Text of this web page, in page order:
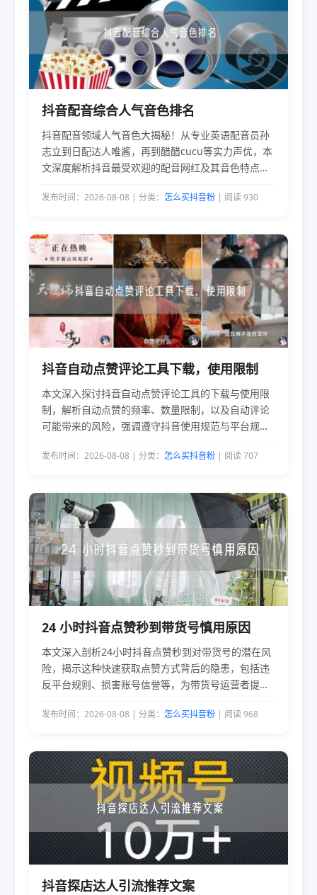
抖音配音综合人气音色排名
抖音配音领域人气音色大揭秘！从专业英语配音员孙
志立到日配达人唯酱，再到醋醋cucu等实力声优，本
文深度解析抖音最受欢迎的配音网红及其音色特点，
发布时间：2026-08-08 | 分类： 怎么买抖音粉 | 阅读 930
抖音自动点赞评论工具下载，使用限制
本文深入探讨抖音自动点赞评论工具的下载与使用限
制，解析自动点赞的频率、数量限制，以及自动评论
可能带来的风险，强调遵守抖音使用规范与平台规则
发布时间：2026-08-08 | 分类： 怎么买抖音粉 | 阅读 707
24 小时抖音点赞秒到带货号慎用原因
本文深入剖析24小时抖音点赞秒到对带货号的潜在风
险，揭示这种快速获取点赞方式背后的隐患，包括违
反平台规则、损害账号信誉等，为带货号运营者提供
发布时间：2026-08-08 | 分类： 怎么买抖音粉 | 阅读 968
抖音探店达人引流推荐文案